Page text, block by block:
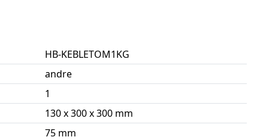
HB-KEBLETOM1KG
andre
1
130 x 300 x 300 mm
75 mm